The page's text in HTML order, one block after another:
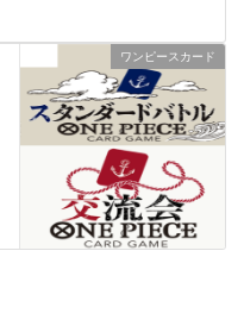
ワンピースカード